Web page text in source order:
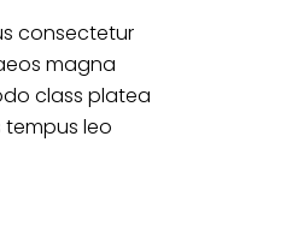
consectetur
magna
class platea
leo